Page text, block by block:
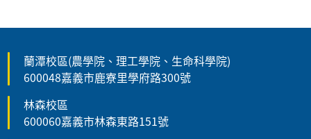
蘭潭校區(農學院、理工學院、生命科學院)
600048嘉義市鹿寮里學府路300號
林森校區
600060嘉義市林森東路151號